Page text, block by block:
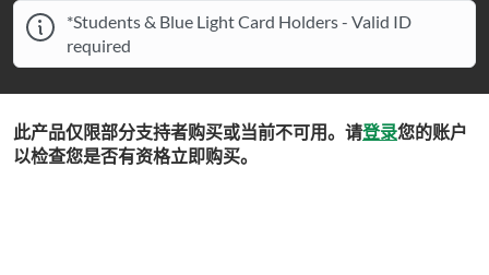
*Students & Blue Light Card Holders - Valid ID
required
此产品仅限部分支持者购买或当前不可用。请登录您的账户
以检查您是否有资格立即购买。